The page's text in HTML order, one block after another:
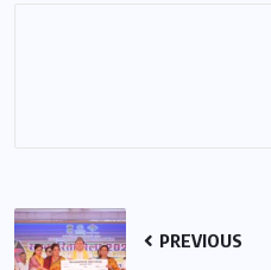
PREVIOUS